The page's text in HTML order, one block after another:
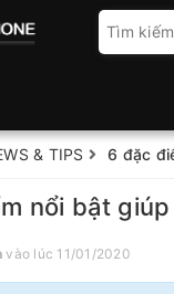
& TIPS 6 đặc
nổi bật giúp
vào lúc 11/01/2020